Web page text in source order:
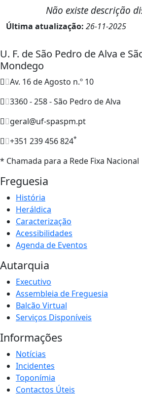
Não existe descrição
Última atualização: 26-11-2025
U. F. de São Pedro de Alva e
Mondego
Av. 16 de Agosto n.º 10
3360 - 258 - São Pedro de Alva
geral@uf-spaspm.pt
+351 239 456 824*
* Chamada para a Rede Fixa Nacional
Freguesia
História
Heráldica
Caracterização
Acessibilidades
Agenda de Eventos
Autarquia
Executivo
Assembleia de Freguesia
Balcão Virtual
Serviços Disponíveis
Informações
Notícias
Incidentes
Toponímia
Contactos Úteis